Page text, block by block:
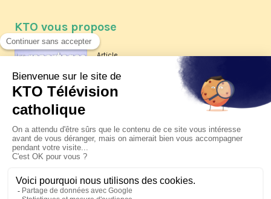
KTO vous propose
Article
Les reportages d'été 2026 de KTO
La visite pastorale du pape Léon
XIV à Assise à suivre sur KTO le
jeudi 6 août
Le pape en Uruguay, Argentine et
Pérou du 6 au 17 novembre 2026